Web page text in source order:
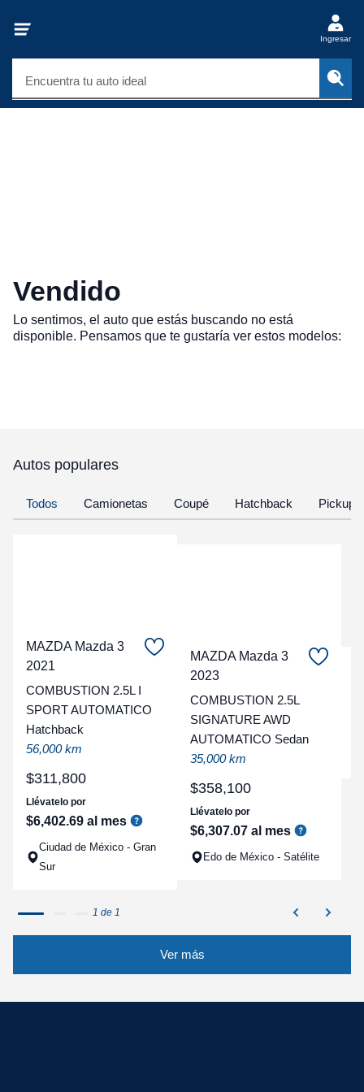
Ingresar
Encuentra tu auto ideal
Vendido
Lo sentimos, el auto que estás buscando no está
disponible. Pensamos que te gustaría ver estos modelos:
Autos populares
Todos Camionetas Coupé Hatchback Pickup
MAZDA Mazda 3
2021
COMBUSTION 2.5L I
SPORT AUTOMATICO
Hatchback
56,000 km
$311,800
Llévatelo por
$6,402.69 al mes
Ciudad de México - Gran
Sur
MAZDA Mazda 3
2023
COMBUSTION 2.5L
SIGNATURE AWD
AUTOMATICO Sedan
35,000 km
$358,100
Llévatelo por
$6,307.07 al mes
Edo de México - Satélite
1 de 1
Ver más